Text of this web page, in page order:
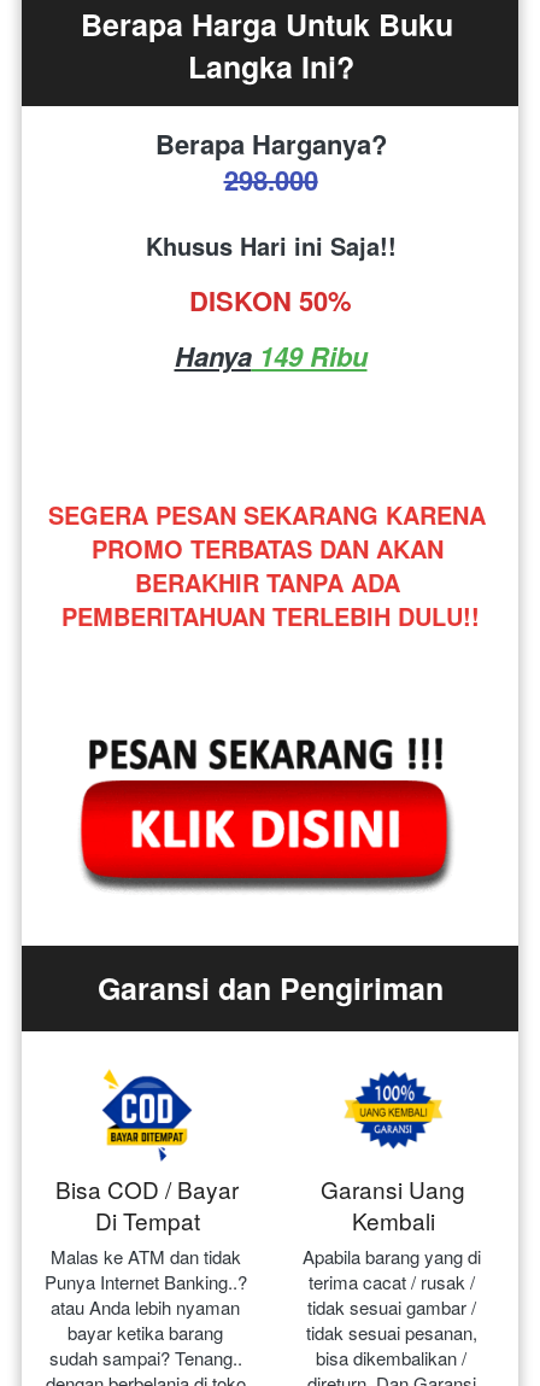
Berapa Harga Untuk Buku
Langka Ini?
Berapa Harganya?
298.000
Khusus Hari ini Saja!!
DISKON 50%
Hanya 149 Ribu
SEGERA PESAN SEKARANG KARENA
PROMO TERBATAS DAN AKAN
BERAKHIR TANPA ADA
PEMBERITAHUAN TERLEBIH DULU!!
Garansi dan Pengiriman
Bisa COD / Bayar
Di Tempat
Malas ke ATM dan tidak
Punya Internet Banking..?
atau Anda lebih nyaman
bayar ketika barang
sudah sampai? Tenang..
Garansi Uang
Kembali
Apabila barang yang di
terima cacat / rusak /
tidak sesuai gambar /
tidak sesuai pesanan,
bisa dikembalikan /